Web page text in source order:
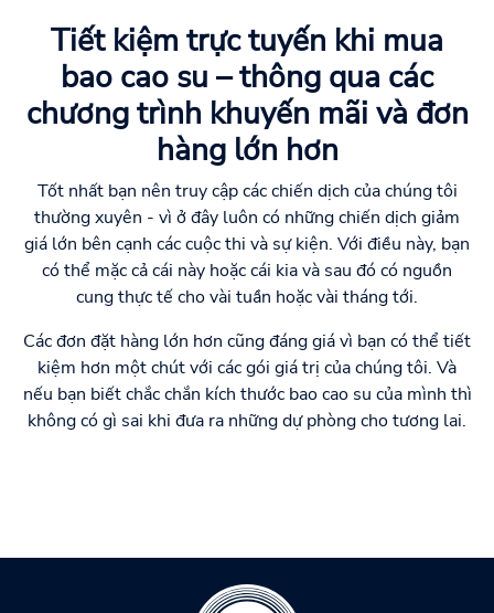
Tiết kiệm trực tuyến khi mua
bao cao su – thông qua các
chương trình khuyến mãi và đơn
hàng lớn hơn
Tốt nhất bạn nên truy cập các chiến dịch của chúng tôi
thường xuyên - vì ở đây luôn có những chiến dịch giảm
giá lớn bên cạnh các cuộc thi và sự kiện. Với điều này, bạn
có thể mặc cả cái này hoặc cái kia và sau đó có nguồn
cung thực tế cho vài tuần hoặc vài tháng tới.
Các đơn đặt hàng lớn hơn cũng đáng giá vì bạn có thể tiết
kiệm hơn một chút với các gói giá trị của chúng tôi. Và
nếu bạn biết chắc chắn kích thước bao cao su của mình thì
không có gì sai khi đưa ra những dự phòng cho tương lai.